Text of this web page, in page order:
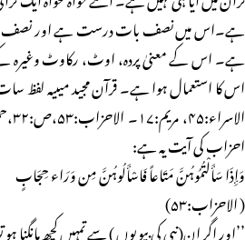
ہے۔اس میں نصف بات درست ہے اور نصف
ہے۔ اس کے معنیٰ پردہ، اوٹ، رکاوٹ وغیرہ
احزاب کی آیت یہ ہے:
وَإِذَا سَأَلْتُمُوہُنَّ مَتَاعاً فَاسْأَلُوہُنَّ مِن وَرَاء حِجَابٍ
( الاحزاب:۵۳)
’’اور اگر ان(نبی کی بیویوں ) سے تمہیں کچھ مانگنا